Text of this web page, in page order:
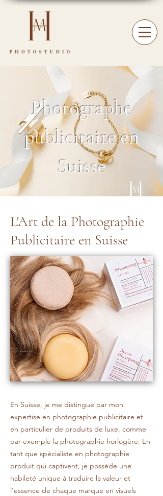
Photographe
publicitaire en
Suisse
L'Art de la Photographie
Publicitaire en Suisse
En Suisse, je me distingue par mon
expertise en photographie publicitaire et
en particulier de produits de luxe, comme
par exemple la photographie horlogère. En
tant que spécialiste en photographie
produit qui captivent, je possède une
habileté unique à traduire la valeur et
l'essence de chaque marque en visuels